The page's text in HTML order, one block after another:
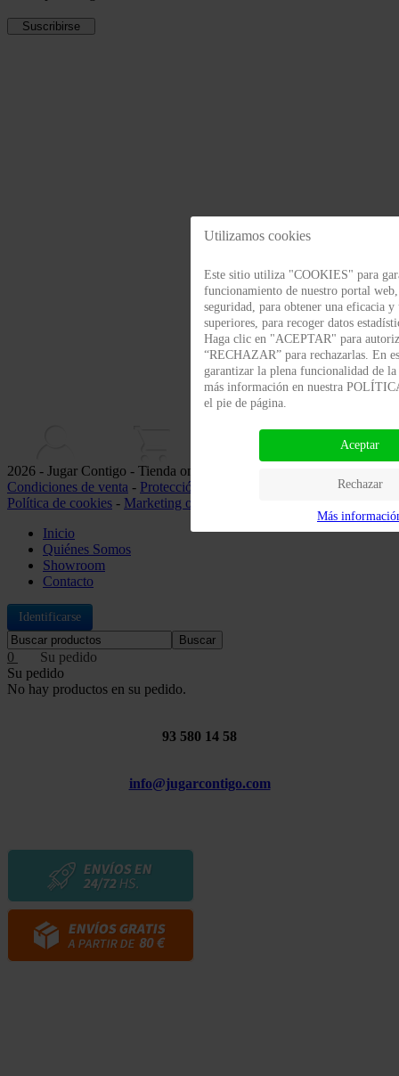
2026 - Jugar Contigo - Tienda online de juguetes -
Condiciones de venta - Protección de datos Política de privacidad-
Política de cookies - Marketing online
Inicio
Quiénes Somos
Showroom
Contacto
Identificarse
Buscar
0
Su pedido
No hay productos en su pedido.
93 580 14 58
info@jugarcontigo.com
Utilizamos cookies
Este sitio utiliza "COOKIES" para
funcionamiento de nuestro portal
seguridad, para obtener una eficacia y
superiores, para recoger datos
Haga clic en "ACEPTAR" para
“RECHAZAR” para rechazarlas. En
garantizar la plena funcionalidad de la
más información en nuestra
el pie de página.
Aceptar
Rechazar
Más